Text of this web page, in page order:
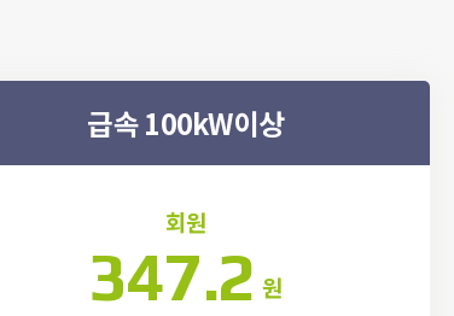
급속 100kW이상
회원
347.2 원